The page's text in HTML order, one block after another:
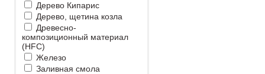
Дерево Кипарис
Дерево, щетина козла
Древесно-
композиционный материал
(HFC)
Железо
Заливная смола